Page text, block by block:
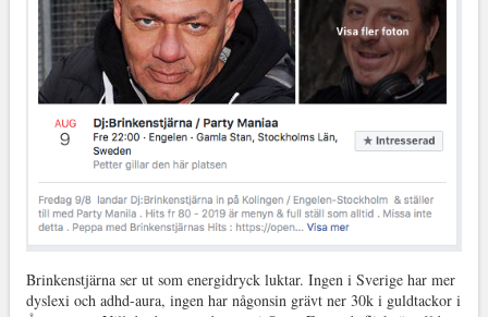
Brinkenstjärna ser ut som energidryck luktar. Ingen i Sverige har mer
dyslexi och adhd-aura, ingen har någonsin grävt ner 30k i guldtackor i